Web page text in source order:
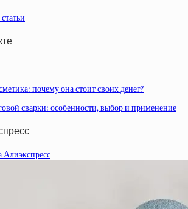
почему она стоит своих денег?
сварки: особенности, выбор и применение
Алиэкспресс